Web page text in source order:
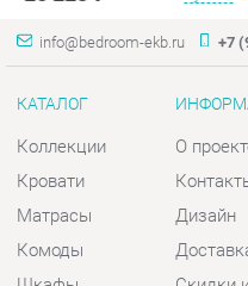
Матрасы
Тумбы
Зеркала
Столы
Мягкая мебель
Политика
Гарантия
Помощь